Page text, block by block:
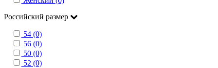
Российский размер
54 (0)
56 (0)
50 (0)
52 (0)